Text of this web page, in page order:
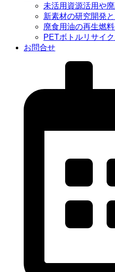
未活用資源活用や
新素材の研究開発
廃食用油の再生燃
PETボトルリサイ
お問合せ